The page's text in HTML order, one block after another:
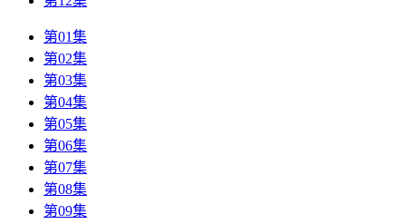
第01集
第02集
第03集
第04集
第05集
第06集
第07集
第08集
第09集